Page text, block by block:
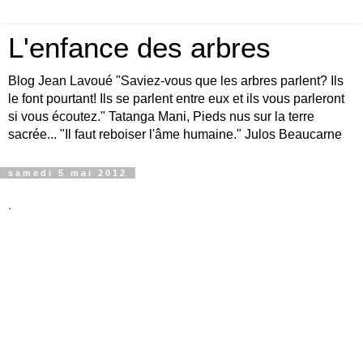
L'enfance des arbres
Blog Jean Lavoué "Saviez-vous que les arbres parlent? Ils
le font pourtant! Ils se parlent entre eux et ils vous parleront
si vous écoutez." Tatanga Mani, Pieds nus sur la terre
sacrée... "Il faut reboiser l'âme humaine." Julos Beaucarne
samedi 5 mai 2012
.